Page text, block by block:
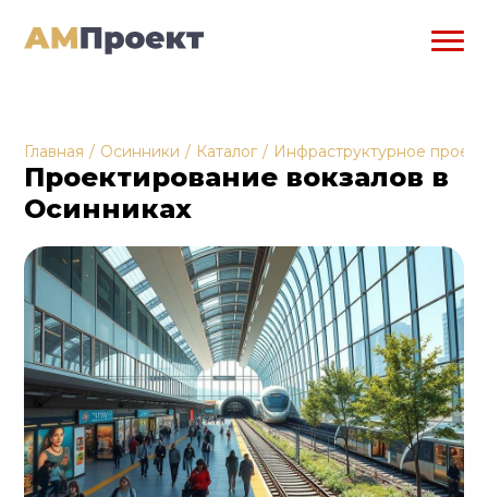
Главная / Осинники / Каталог / Инфраструктурное
Проектирование вокзалов в
Осинниках